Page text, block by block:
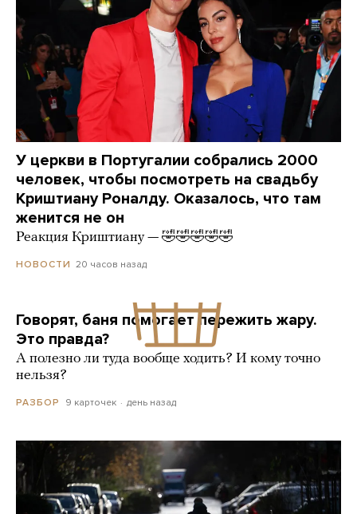
У церкви в Португалии собрались 2000
человек, чтобы посмотреть на свадьбу
Криштиану Роналду. Оказалось, что там
женится не он
Реакция Криштиану — 🤣🤣🤣🤣🤣
НОВОСТИ 20 часов назад
Говорят, баня помогает пережить жару.
Это правда?
А полезно ли туда вообще ходить? И кому точно
нельзя?
РАЗБОР 9 карточек день назад